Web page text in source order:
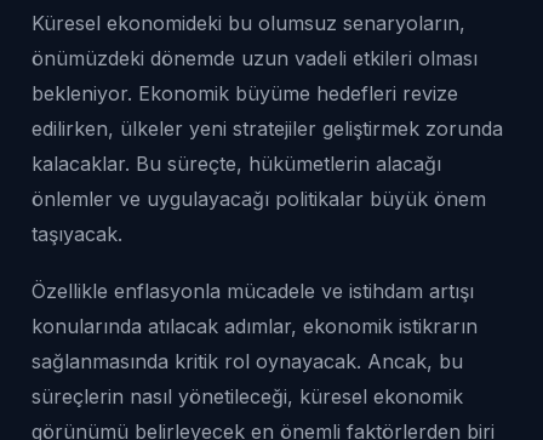
Küresel ekonomideki bu olumsuz senaryoların,
önümüzdeki dönemde uzun vadeli etkileri olması
bekleniyor. Ekonomik büyüme hedefleri revize
edilirken, ülkeler yeni stratejiler geliştirmek zorunda
kalacaklar. Bu süreçte, hükümetlerin alacağı
önlemler ve uygulayacağı politikalar büyük önem
taşıyacak.
Özellikle enflasyonla mücadele ve istihdam artışı
konularında atılacak adımlar, ekonomik istikrarın
sağlanmasında kritik rol oynayacak. Ancak, bu
süreçlerin nasıl yönetileceği, küresel ekonomik
görünümü belirleyecek en önemli faktörlerden biri